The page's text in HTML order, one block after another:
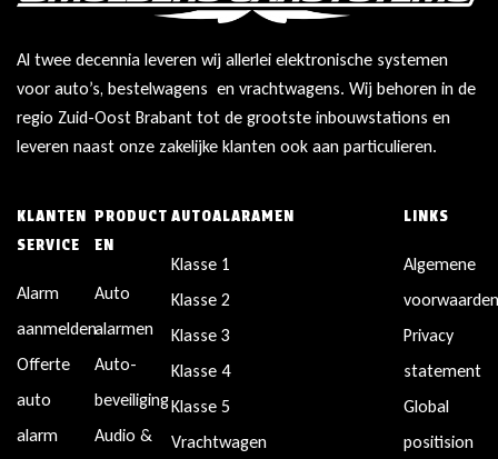
Al twee decennia leveren wij allerlei elektronische systemen
voor auto’s, bestelwagens en vrachtwagens. Wij behoren in de
regio Zuid-Oost Brabant tot de grootste inbouwstations en
leveren naast onze zakelijke klanten ook aan particulieren.
KLANTEN
SERVICE
Alarm
aanmelden
Offerte
auto
alarm
PRODUCT
EN
Auto
alarmen
Auto-
beveiliging
Audio &
AUTOALARAMEN
Klasse 1
Klasse 2
Klasse 3
Klasse 4
Klasse 5
Vrachtwagen
LINKS
Algemene
Privacy
statement
Global
positision